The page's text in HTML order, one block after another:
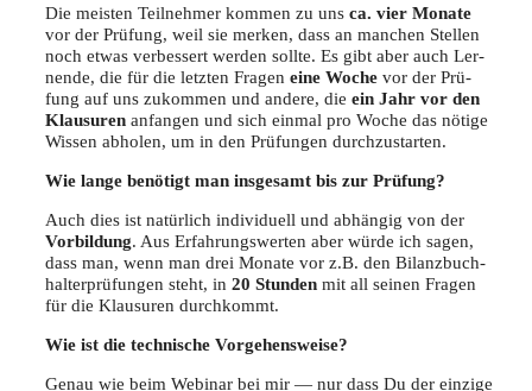
Die meis­ten Teil­neh­mer kom­men zu uns ca. vier Mona­te
vor der Prü­fung, weil sie mer­ken, dass an man­chen Stel­len
noch etwas ver­bes­sert wer­den soll­te. Es gibt aber auch Ler­
nen­de, die für die letz­ten Fra­gen eine Woche vor der Prü­
fung auf uns zukom­men und ande­re, die ein Jahr vor den
Klau­su­ren anfan­gen und sich ein­mal pro Woche das nöti­ge
Wis­sen abho­len, um in den Prü­fun­gen durchzustarten.
Wie lan­ge benö­tigt man ins­ge­samt bis zur Prüfung?
Auch dies ist natür­lich indi­vi­du­ell und abhän­gig von der
Vor­bil­dung. Aus Erfah­rungs­wer­ten aber wür­de ich sagen,
dass man, wenn man drei Mona­te vor z.B. den Bilanz­buch­
hal­ter­prü­fun­gen steht, in 20 Stun­den mit all sei­nen Fra­gen
für die Klau­su­ren durchkommt.
Wie ist die tech­ni­sche Vorgehensweise?
Genau wie beim Web­i­nar bei mir — nur dass Du der ein­zi­ge